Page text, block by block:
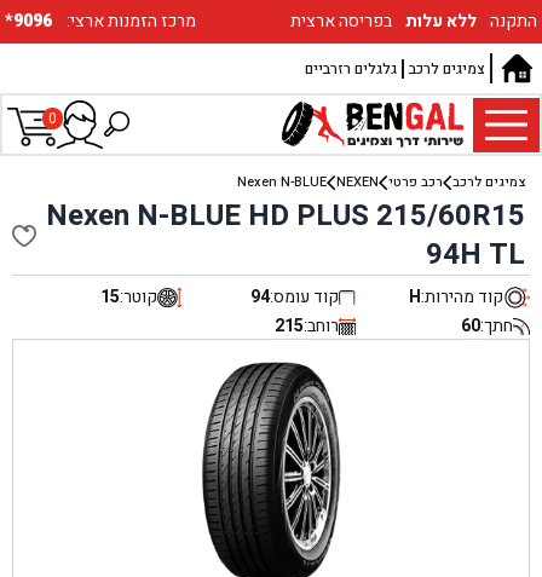
*9096 :מרכז הזמנות ארצי התקנה ללא עלות בפריסה ארצית
גלגלים רזרביים צמיגים לרכב
0
צמיגים לרכב רכב פרטי NEXEN
Nexen N-BLUE
Nexen N-BLUE HD PLUS 215/60R15
94H TL
קוד מהירות:H קוד עומס:94 קוטר:15
חתך:60 רוחב:215